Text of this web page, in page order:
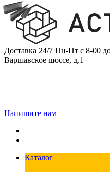
Skip
to
content
Доставка 24/7 Пн-Пт с 8-00
Варшавское шоссе, д.1
Напишите нам
Каталог